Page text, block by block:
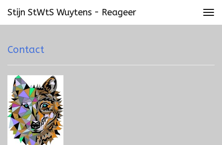
Stijn StWtS Wuytens - Reageer
Contact